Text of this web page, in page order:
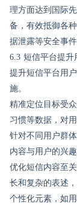
理方面达到国际
备，有效抵御各
据泄露等安全事
6.3 短信平台提升
提升短信平台用
施。
精准定位目标受
习惯等数据，对
针对不同用户群
内容与用户的兴
优化短信内容至
长和复杂的表述
个性化元素，如